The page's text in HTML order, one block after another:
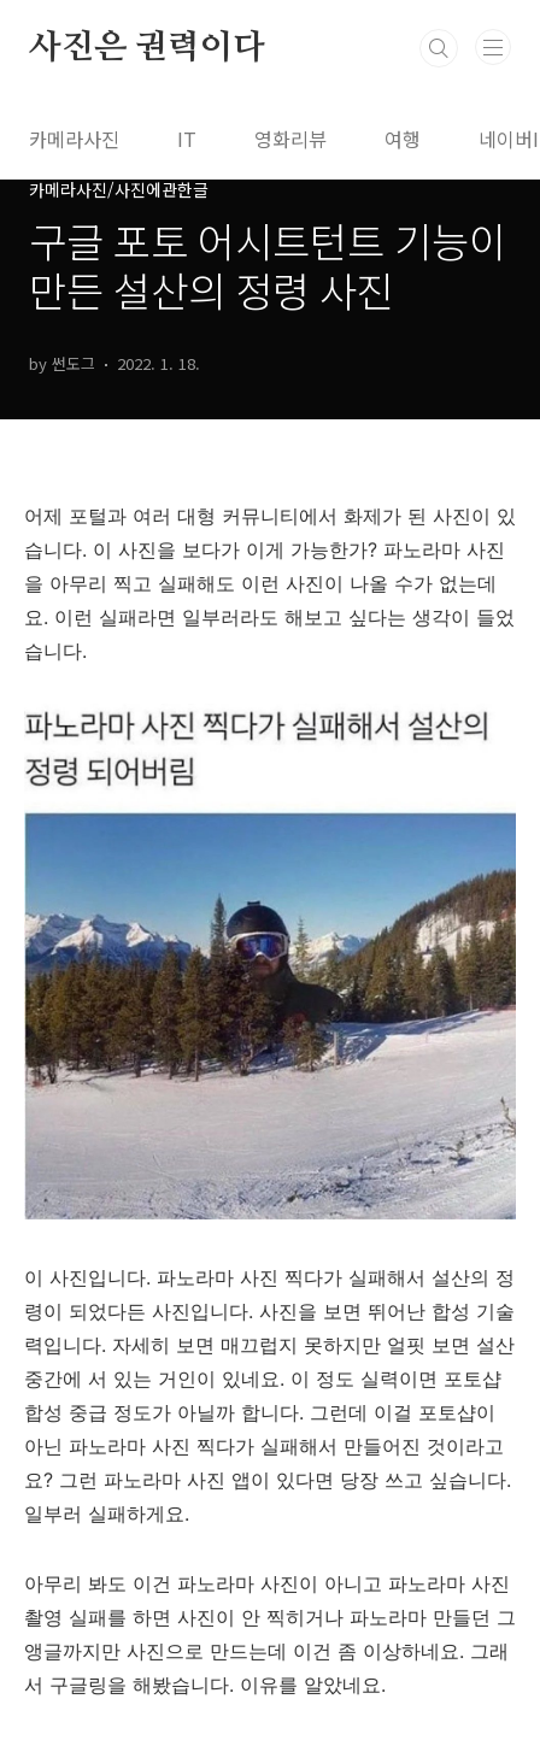
사진은 권력이다
카메라사진 IT 영화리뷰 여행 네이
카메라사진/사진에관한글
구글 포토 어시트턴트 기능이
만든 설산의 정령 사진
by 썬도그 2022. 1. 18.
어제 포털과 여러 대형 커뮤니티에서 화제가 된 사진이 있
습니다. 이 사진을 보다가 이게 가능한가? 파노라마 사진
을 아무리 찍고 실패해도 이런 사진이 나올 수가 없는데
요. 이런 실패라면 일부러라도 해보고 싶다는 생각이 들었
습니다.
이 사진입니다. 파노라마 사진 찍다가 실패해서 설산의 정
령이 되었다든 사진입니다. 사진을 보면 뛰어난 합성 기술
력입니다. 자세히 보면 매끄럽지 못하지만 얼핏 보면 설산
중간에 서 있는 거인이 있네요. 이 정도 실력이면 포토샵
합성 중급 정도가 아닐까 합니다. 그런데 이걸 포토샵이
아닌 파노라마 사진 찍다가 실패해서 만들어진 것이라고
요? 그런 파노라마 사진 앱이 있다면 당장 쓰고 싶습니다.
일부러 실패하게요.
아무리 봐도 이건 파노라마 사진이 아니고 파노라마 사진
촬영 실패를 하면 사진이 안 찍히거나 파노라마 만들던 그
앵글까지만 사진으로 만드는데 이건 좀 이상하네요. 그래
서 구글링을 해봤습니다. 이유를 알았네요.